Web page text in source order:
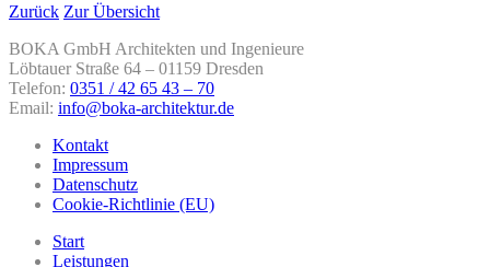
Zurück Zur Übersicht
BOKA GmbH Architekten und Ingenieure
Löbtauer Straße 64 – 01159 Dresden
Telefon: 0351 / 42 65 43 – 70
Email: info@boka-architektur.de
Kontakt
Impressum
Datenschutz
Cookie-Richtlinie (EU)
Start
Leistungen